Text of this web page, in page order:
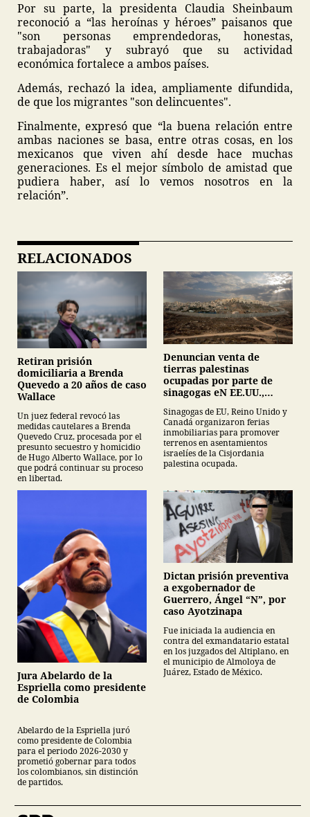
Por su parte, la presidenta Claudia Sheinbaum
reconoció a “las heroínas y héroes” paisanos que
"son personas emprendedoras, honestas,
trabajadoras" y subrayó que su actividad
económica fortalece a ambos países.
Además, rechazó la idea, ampliamente difundida,
de que los migrantes "son delincuentes".
Finalmente, expresó que “la buena relación entre
ambas naciones se basa, entre otras cosas, en los
mexicanos que viven ahí desde hace muchas
generaciones. Es el mejor símbolo de amistad que
pudiera haber, así lo vemos nosotros en la
relación”.
RELACIONADOS
Retiran prisión
domiciliaria a Brenda
Quevedo a 20 años de caso
Wallace
Un juez federal revocó las
medidas cautelares a Brenda
Quevedo Cruz, procesada por el
presunto secuestro y homicidio
de Hugo Alberto Wallace, por lo
que podrá continuar su proceso
en libertad.
Denuncian venta de
tierras palestinas
ocupadas por parte de
sinagogas eN EE.UU.,
Sinagogas de EU, Reino Unido y
Canadá organizaron ferias
inmobiliarias para promover
terrenos en asentamientos
israelíes de la Cisjordania
palestina ocupada.
Jura Abelardo de la
Espriella como presidente
de Colombia
Abelardo de la Espriella juró
como presidente de Colombia
para el periodo 2026-2030 y
prometió gobernar para todos
los colombianos, sin distinción
de partidos.
Dictan prisión preventiva
a exgobernador de
Guerrero, Ángel “N”, por
caso Ayotzinapa
Fue iniciada la audiencia en
contra del exmandatario estatal
en los juzgados del Altiplano, en
el municipio de Almoloya de
Juárez, Estado de México.